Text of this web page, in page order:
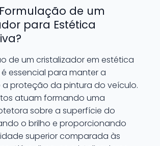
de um
para Estética
de um cristalizador em estética
essencial para manter a
proteção da pintura do veículo.
atuam formando uma
sobre a superfície do
o brilho e proporcionando
superior comparada às